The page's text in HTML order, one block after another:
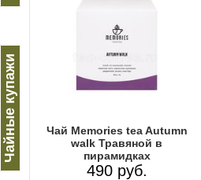
Чайные купажи
Чай Memories tea Autumn
walk Травяной в
пирамидках
490 руб.